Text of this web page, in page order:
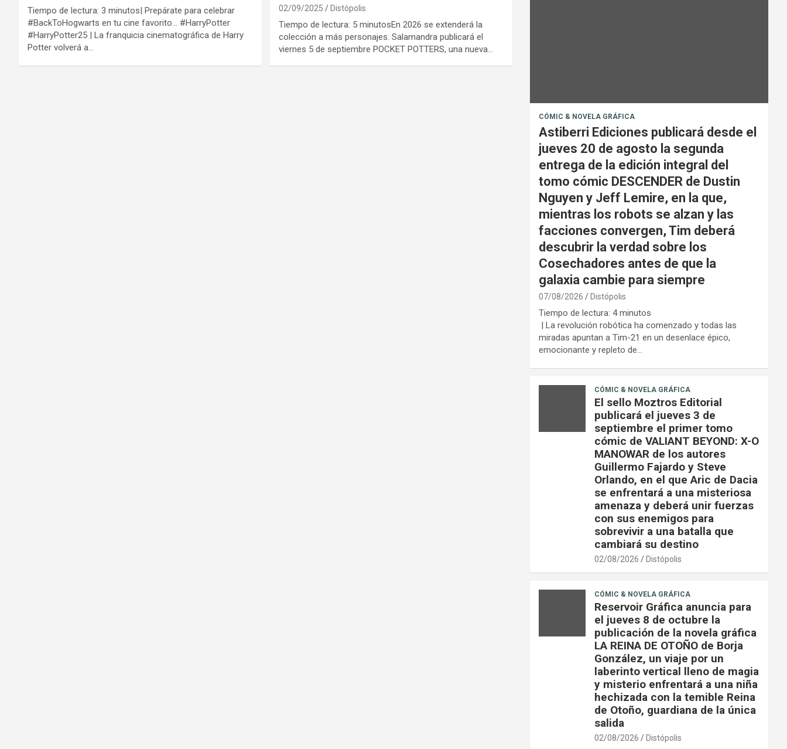
Tiempo de lectura: 3 minutos| Prepárate para celebrar
#BackToHogwarts en tu cine favorito… #HarryPotter
#HarryPotter25 | La franquicia cinematográfica de Harry
Potter volverá a…
02/09/2025 Distópolis
Tiempo de lectura: 5 minutosEn 2026 se extenderá la
colección a más personajes. Salamandra publicará el
viernes 5 de septiembre POCKET POTTERS, una nueva…
CÓMIC & NOVELA GRÁFICA
Astiberri Ediciones publicará desde el
jueves 20 de agosto la segunda
entrega de la edición integral del
tomo cómic DESCENDER de Dustin
Nguyen y Jeff Lemire, en la que,
mientras los robots se alzan y las
facciones convergen, Tim deberá
descubrir la verdad sobre los
Cosechadores antes de que la
galaxia cambie para siempre
07/08/2026 Distópolis
Tiempo de lectura: 4 minutos
| La revolución robótica ha comenzado y todas las
miradas apuntan a Tim-21 en un desenlace épico,
emocionante y repleto de…
CÓMIC & NOVELA GRÁFICA
El sello Moztros Editorial
publicará el jueves 3 de
septiembre el primer tomo
cómic de VALIANT BEYOND: X-O
MANOWAR de los autores
Guillermo Fajardo y Steve
Orlando, en el que Aric de Dacia
se enfrentará a una misteriosa
amenaza y deberá unir fuerzas
con sus enemigos para
sobrevivir a una batalla que
cambiará su destino
02/08/2026 Distópolis
CÓMIC & NOVELA GRÁFICA
Reservoir Gráfica anuncia para
el jueves 8 de octubre la
publicación de la novela gráfica
LA REINA DE OTOÑO de Borja
González, un viaje por un
laberinto vertical lleno de magia
y misterio enfrentará a una niña
hechizada con la temible Reina
de Otoño, guardiana de la única
salida
02/08/2026 Distópolis